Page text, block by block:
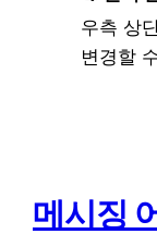
우측 상
변경할
메시징